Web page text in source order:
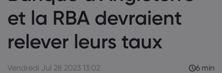
et la RBA devraient
relever leurs taux
Vendredi Jul 28 2023 13:02 6 min